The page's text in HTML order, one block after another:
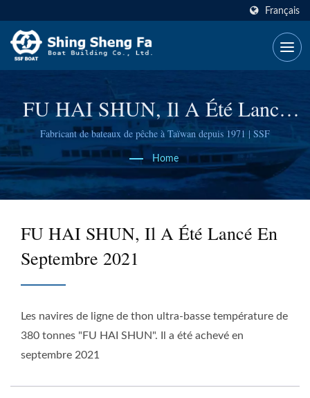
Français
FU HAI SHUN, Il A Été Lancé
En Septembre 2021
Fabricant de bateaux de pêche à Taïwan depuis 1971 | SSF
Home
FU HAI SHUN, Il A Été Lancé En
Septembre 2021
Les navires de ligne de thon ultra-basse température de
380 tonnes "FU HAI SHUN". Il a été achevé en
septembre 2021